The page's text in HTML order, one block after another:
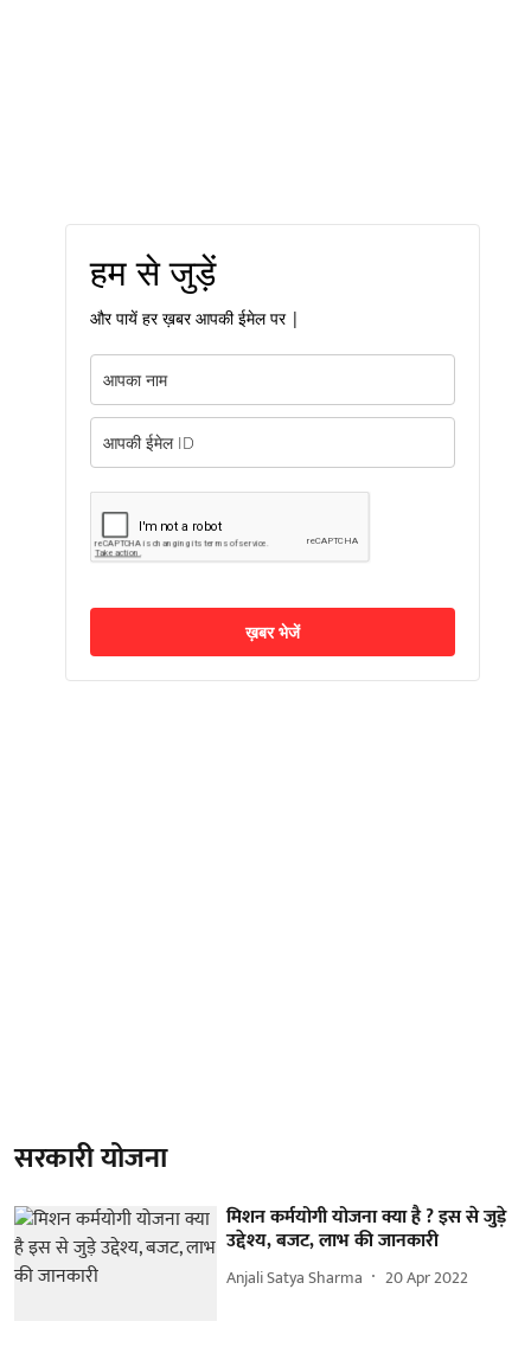
हम से जुड़ें
और पायें हर ख़बर आपकी ईमेल पर |
ख़बर भेजें
सरकारी योजना
मिशन कर्मयोगी योजना क्या है ? इस से जुड़े
उद्देश्य, बजट, लाभ की जानकारी
Anjali Satya Sharma 20 Apr 2022